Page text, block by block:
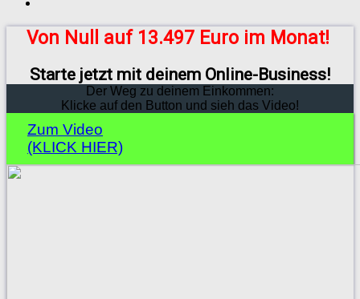
Von Null auf 13.497 Euro im Monat!
Starte jetzt mit deinem Online-Business!
Der Weg zu deinem Einkommen:
Klicke auf den Button und sieh das Video!
Zum Video
(KLICK HIER)